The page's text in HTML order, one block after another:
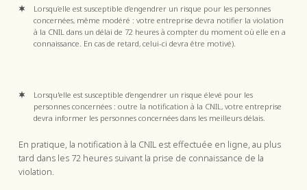
Lorsqu’elle est susceptible d’engendrer un risque pour les personnes
concernées, même modéré : votre entreprise devra notifier la violation
à la CNIL dans un délai de 72 heures à compter du moment où elle en a
connaissance. En cas de retard, celui-ci devra être motivé).
Lorsqu'elle est susceptible d’engendrer un risque élevé pour les
personnes concernées : outre la notification à la CNIL, votre entreprise
devra informer les personnes concernées dans les meilleurs délais.
En pratique, la notification à la CNIL est effectuée en ligne, au plus
tard dans les 72 heures suivant la prise de connaissance de la
violation.